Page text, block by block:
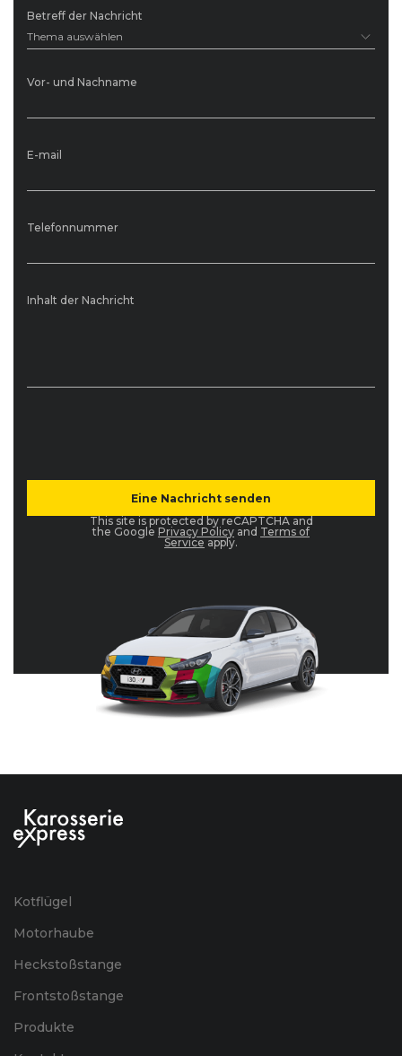
Betreff der Nachricht
Thema auswählen
Vor- und Nachname
E-mail
Telefonnummer
Inhalt der Nachricht
This site is protected by reCAPTCHA and
the Google Privacy Policy and Terms of
Service apply.
Kotflügel
Motorhaube
Heckstoßstange
Frontstoßstange
Produkte